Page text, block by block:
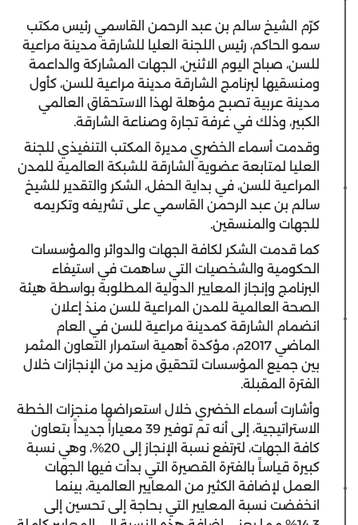
كرّم الشيخ سالم بن عبد الرحمن القاسمي رئيس مكتب
سمو الحاكم، رئيس اللجنة العليا للشارقة مدينة مراعية
للسن، صباح اليوم الاثنين، الجهات المشاركة والداعمة
ومنسقيها لبرنامج الشارقة مدينة مراعية للسن، كأول
مدينة عربية تصبح مؤهلة لهذا الاستحقاق العالمي
الكبير، وذلك في غرفة تجارة وصناعة الشارقة.
وقدمت أسماء الخضري مديرة المكتب التنفيذي للجنة
العليا لمتابعة عضوية الشارقة للشبكة العالمية للمدن
المراعية للسن، في بداية الحفل، الشكر والتقدير للشيخ
سالم بن عبد الرحمن القاسمي على تشريفه وتكريمه
للجهات والمنسقين.
كما قدمت الشكر لكافة الجهات والدوائر والمؤسسات
الحكومية والشخصيات التي ساهمت في استيفاء
البرنامج وإنجاز المعايير الدولية المطلوبة بواسطة هيئة
الصحة العالمية للمدن المراعية للسن منذ إعلان
انضمام الشارقة كمدينة مراعية للسن في العام
الماضي 2017م، مؤكدة أهمية استمرار التعاون المثمر
بين جميع المؤسسات لتحقيق مزيد من الإنجازات خلال
الفترة المقبلة.
وأشارت أسماء الخضري خلال استعراضها منجزات الخطة
الاستراتيجية، إلى أنه تم توفير 39 معياراً جديداً بتعاون
كافة الجهات، لترتفع نسبة الإنجاز إلى 20%، وهي نسبة
كبيرة قياساً بالفترة القصيرة التي بدأت فيها الجهات
العمل لإضافة الكثير من المعايير العالمية، بينما
انخفضت نسبة المعايير التي بحاجة إلى تحسين إلى